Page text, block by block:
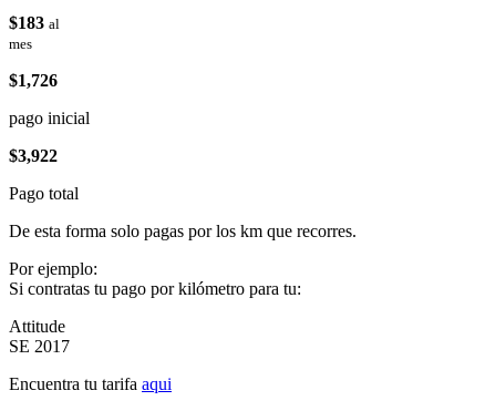
$183 al
mes
$1,726
pago inicial
$3,922
Pago total
De esta forma solo pagas por los km que recorres.
Por ejemplo:
Si contratas tu pago por kilómetro para tu:
Attitude
SE 2017
Encuentra tu tarifa aqui